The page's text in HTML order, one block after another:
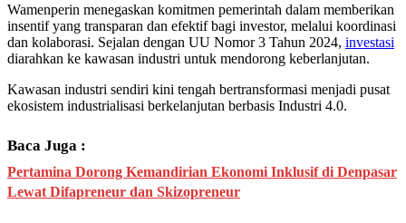
Wamenperin menegaskan komitmen pemerintah dalam memberikan
insentif yang transparan dan efektif bagi investor, melalui koordinasi
dan kolaborasi. Sejalan dengan UU Nomor 3 Tahun 2024, investasi
diarahkan ke kawasan industri untuk mendorong keberlanjutan.
Kawasan industri sendiri kini tengah bertransformasi menjadi pusat
ekosistem industrialisasi berkelanjutan berbasis Industri 4.0.
Baca Juga :
Pertamina Dorong Kemandirian Ekonomi Inklusif di Denpasar
Lewat Difapreneur dan Skizopreneur